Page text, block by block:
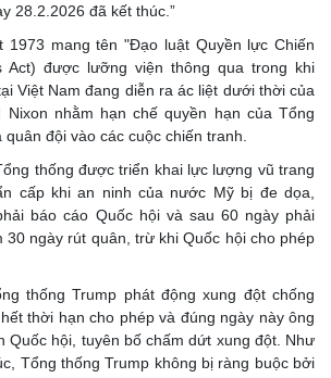
28.2.2026 đã kết thúc.”
1973 mang tên "Đạo luật Quyền lực Chiến
Act) được lưỡng viện thông qua trong khi
Việt Nam đang diễn ra ác liệt dưới thời của
Nixon nhằm hạn chế quyền hạn của Tổng
đội vào các cuộc chiến tranh.
thống được triển khai lực lượng vũ trang
cấp khi an ninh của nước Mỹ bị đe dọa,
báo cáo Quốc hội và sau 60 ngày phải
30 ngày rút quân, trừ khi Quốc hội cho phép
thống Trump phát động xung đột chống
thời hạn cho phép và đúng ngày này ông
Quốc hội, tuyên bố chấm dứt xung đột. Như
Tổng thống Trump không bị ràng buộc bởi